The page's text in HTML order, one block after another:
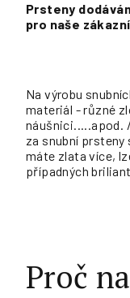
Prsteny
pro naše
Na výrobu
materiál - různé
náušnici.....apod.
za snubní prsteny
máte zlata více,
případných
Proč